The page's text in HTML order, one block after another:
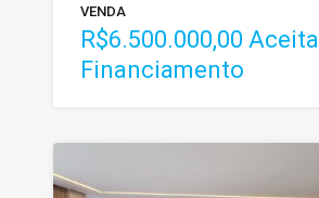
VENDA
R$6.500.000,00 Aceita
Financiamento